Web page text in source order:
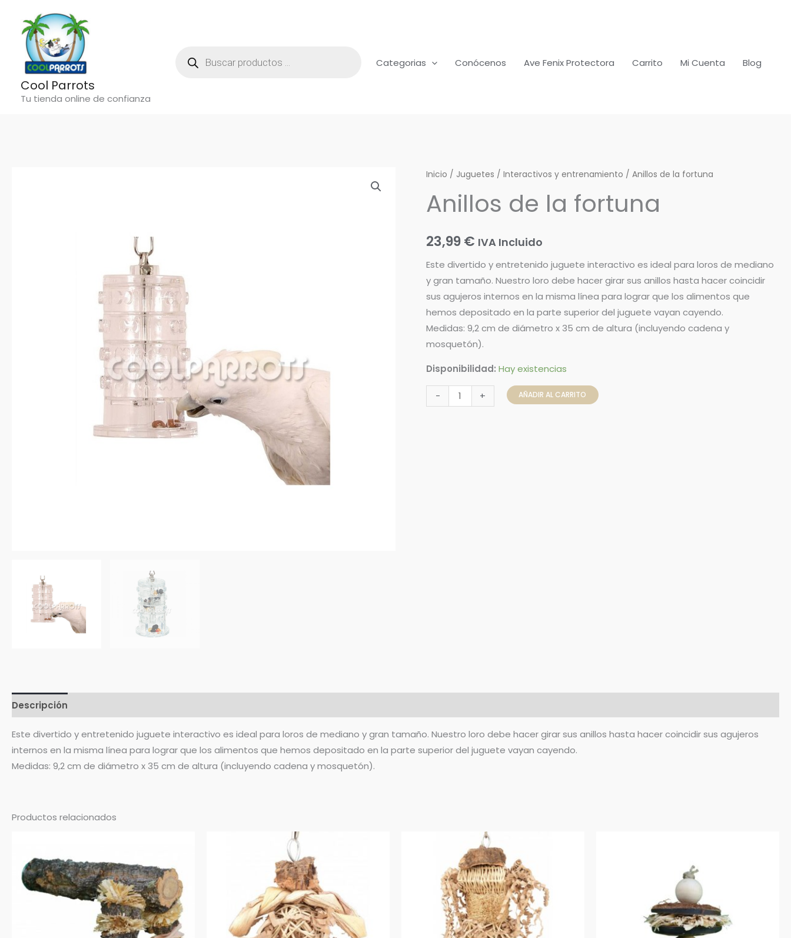
contenido
Cool Parrots
Tu tienda online de confianza
Productos Categorias Conócenos Ave Fenix Protectora Carrito Mi Cuenta Blog
Inicio / Juguetes /Interactivos y entrenamiento / Anillos de la fortuna
Anillos de la fortuna
23,99€ IVA Incluido
Este divertido y entretenido juguete interactivo es ideal para loros de mediano
y gran tamaño. Nuestro loro debe hacer girar sus anillos hasta hacer coincidir
sus agujeros internos en la misma línea para lograr que los alimentos que
hemos depositado en la parte superior del juguete vayan cayendo.
Medidas: 9,2 cm de diámetro x 35 cm de altura (incluyendo cadena y
mosquetón).
Disponibilidad: Hay existencias
-
Anillos
la
cantidad
+ AÑADIR AL CARRITO
Descripción
Este divertido y entretenido juguete interactivo es ideal para loros de mediano y gran tamaño. Nuestro loro debe hacer girar sus anillos hasta hacer coincidir sus agujeros
internos en la misma línea para lograr que los alimentos que hemos depositado en la parte superior del juguete vayan cayendo.
Medidas: 9,2 cm de diámetro x 35 cm de altura (incluyendo cadena y mosquetón).
Productos relacionados